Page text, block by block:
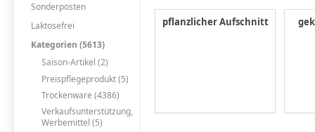
Sonderposten
Laktosefrei
Kategorien (5613)
Saison-Artikel (2)
Preispflegeprodukt (5)
Trockenware (4386)
Verkaufsunterstützung,
Werbemittel (5)
pflanzlicher Aufschnitt